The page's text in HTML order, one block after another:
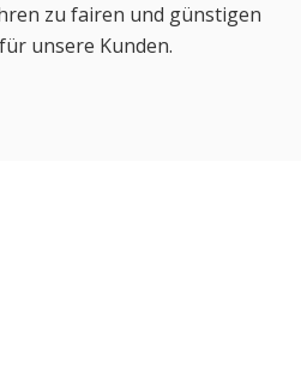
zu fairen und günstigen
unsere Kunden.